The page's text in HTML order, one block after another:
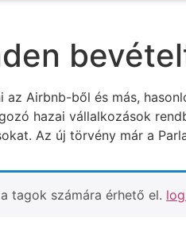
az Airbnb-ből és más,
hazai vállalkozások
Az új törvény már a
tagok számára érhető el.